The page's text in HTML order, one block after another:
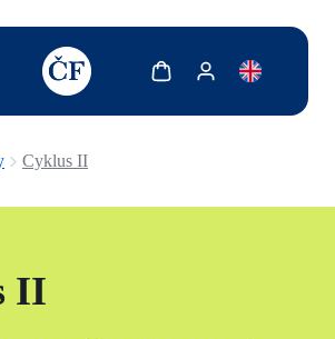
TODO: Add description for reader
Zobrazit košíkZobrazit můj účet
Cyklus II
II